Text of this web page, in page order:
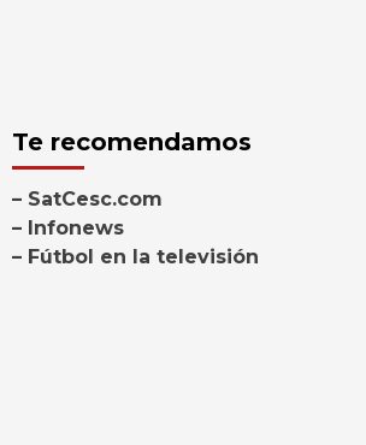
Te recomendamos
– SatCesc.com
– Infonews
– Fútbol en la televisión